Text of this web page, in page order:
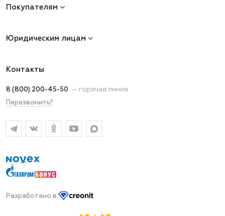
Покупателям
Юридическим лицам
Контакты
8 (800) 200-45-50 — горячая линия
Перезвонить?
Разработано в